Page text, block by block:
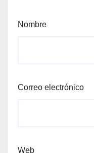
Nombre
Correo electrónico
Web